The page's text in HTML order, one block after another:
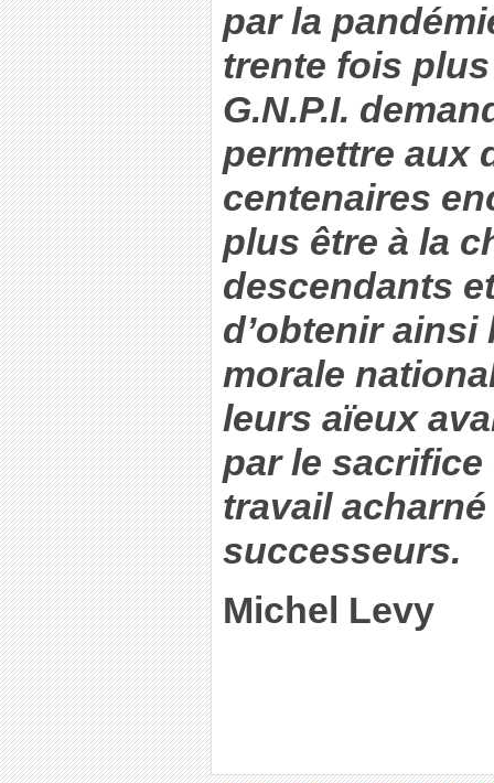
par la
trente fois
G.N.P.I.
permettre aux
centenaires
plus être à la
descendants
d’obtenir
morale
leurs aïeux
par le
travail
successeurs.
Michel Levy